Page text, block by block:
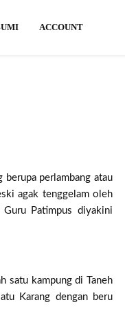
ACCOUNT
perlambang atau
agak tenggelam oleh
Patimpus diyakini
satu kampung di Taneh
Karang dengan beru